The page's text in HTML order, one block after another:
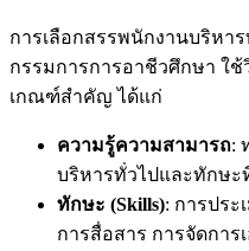
การเลือกสรรพนักงานบริหา
กรรมการการอาชีวศึกษา ใ
เกณฑ์สำคัญ ได้แก่
ความรู้ความสามารถ:
บริหารทั่วไปและทักษะ
ทักษะ (Skills): การประ
การสื่อสาร การจัดการ